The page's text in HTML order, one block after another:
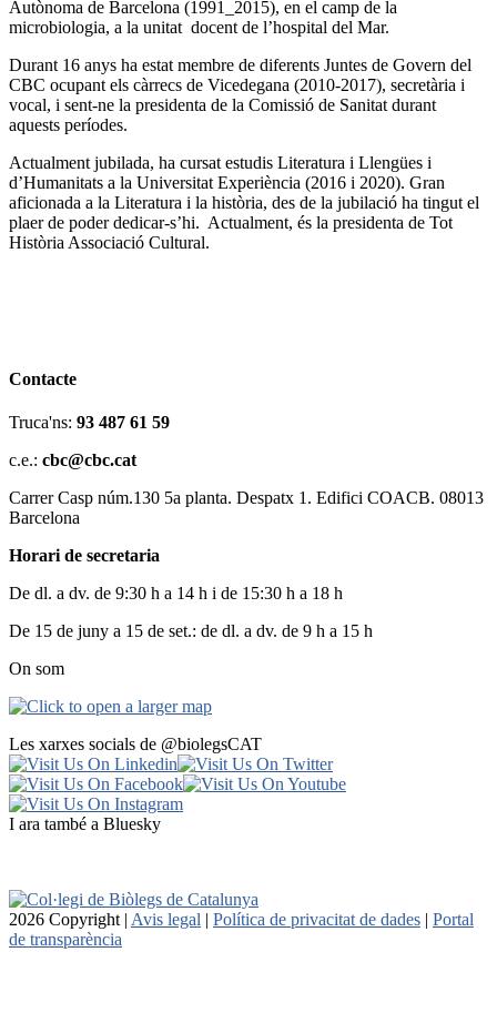
Autònoma de Barcelona (1991_2015), en el camp de la
microbiologia, a la unitat docent de l’hospital del Mar.
Durant 16 anys ha estat membre de diferents Juntes de Govern del
CBC ocupant els càrrecs de Vicedegana (2010-2017), secretària i
vocal, i sent-ne la presidenta de la Comissió de Sanitat durant
aquests períodes.
Actualment jubilada, ha cursat estudis Literatura i Llengües i
d’Humanitats a la Universitat Experiència (2016 i 2020). Gran
aficionada a la Literatura i la història, des de la jubilació ha tingut el
plaer de poder dedicar-s’hi. Actualment, és la presidenta de Tot
Història Associació Cultural.
Contacte
Truca'ns: 93 487 61 59
c.e.: cbc@cbc.cat
Carrer Casp núm.130 5a planta. Despatx 1. Edifici COACB. 08013
Barcelona
Horari de secretaria
De dl. a dv. de 9:30 h a 14 h i de 15:30 h a 18 h
De 15 de juny a 15 de set.: de dl. a dv. de 9 h a 15 h
On som
Les xarxes socials de @biolegsCAT
I ara també a Bluesky
2026 Copyright | Avis legal | Política de privacitat de dades | Portal
de transparència